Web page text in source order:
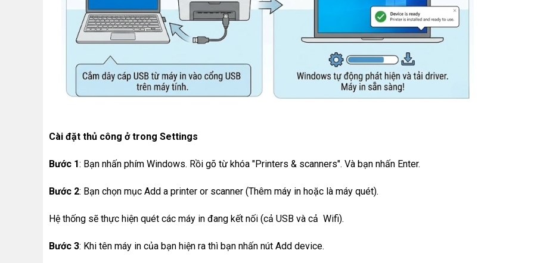
Cài đặt thủ công ở trong Settings
Bước 1: Bạn nhấn phím Windows. Rồi gõ từ khóa "Printers & scanners". Và bạn nhấn Enter.
Bước 2: Bạn chọn mục Add a printer or scanner (Thêm máy in hoặc là máy quét).
Hệ thống sẽ thực hiện quét các máy in đang kết nối (cả USB và cả Wifi).
Bước 3: Khi tên máy in của bạn hiện ra thì bạn nhấn nút Add device.